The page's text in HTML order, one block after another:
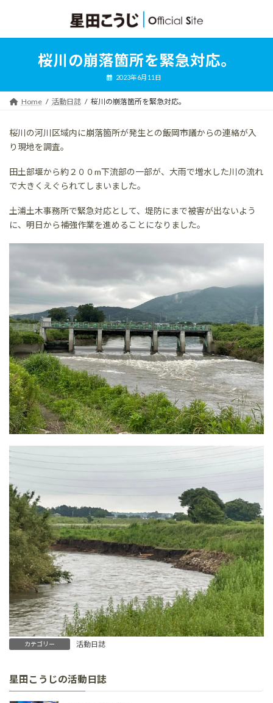
ン
ッ
ー
移
桜川の崩落箇所を緊急対応。
2023年6月11日
Home 活動日誌 桜川の崩落箇所を緊急対応。
桜川の河川区域内に崩落箇所が発生との飯岡市議からの連絡が入
り現地を調査。
田土部堰から約２００m下流部の一部が、大雨で増水した川の流れ
で大きくえぐられてしまいました。
土浦土木事務所で緊急対応として、堤防にまで被害が出ないよう
に、明日から補強作業を進めることになりました。
カテゴリー 活動日誌
星田こうじの活動日誌